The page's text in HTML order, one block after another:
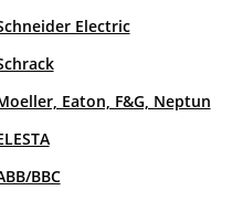
Electric
Eaton, F&G, Neptun
BBC